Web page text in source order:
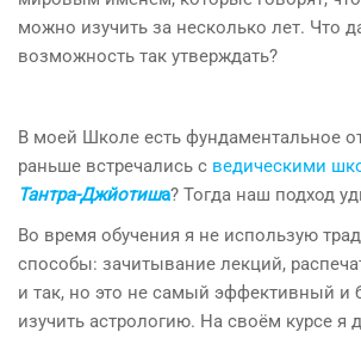
можно изучить за несколько лет. Что
возможность так утверждать?
В моей Школе есть фундаментальное
раньше встречались с ведическими
Тантра-Джйотиша? Тогда наш подход
Во время обучения я не использую
способы: зачитывание лекций,
и так, но это не самый эффективный и
изучить астрологию. На своём курсе